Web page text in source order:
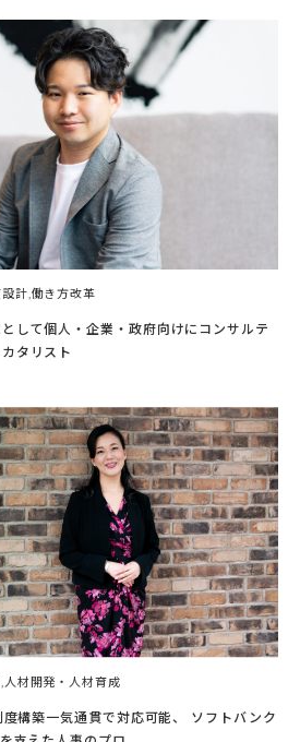
計,働き方改革
して個人・企業・政府向けにコンサルテ
タリスト
人材開発・人材育成
構築一気通貫で対応可能、 ソフトバンク